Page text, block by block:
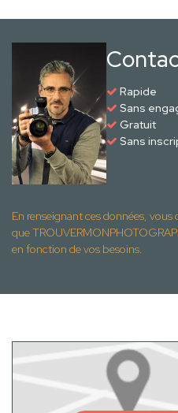
Rapide
Sans
Gratuit
Sans
En renseignant ces données,
que
en fonction de vos besoins.